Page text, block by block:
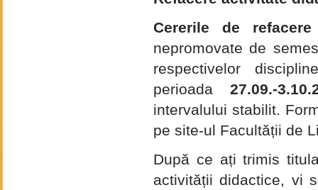
Cererile de
nepromovate de
respectivelor
perioada27.09.-
intervalului stabilit.
pe site-ul Facultății de
După ce ați trimis
activității didactice, vi